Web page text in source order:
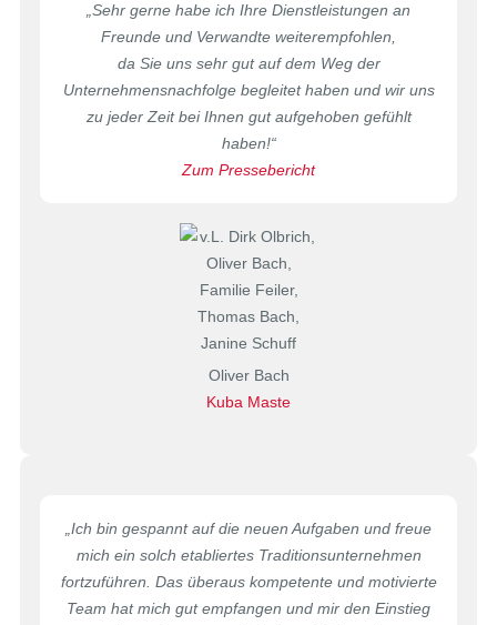
„Sehr gerne habe ich Ihre Dienstleistungen an
Freunde und Verwandte weiterempfohlen,
da Sie uns sehr gut auf dem Weg der
Unternehmensnachfolge begleitet haben und wir uns
zu jeder Zeit bei Ihnen gut aufgehoben gefühlt
haben!“
Zum Pressebericht
Oliver Bach
Kuba Maste
„Ich bin gespannt auf die neuen Aufgaben und freue
mich ein solch etabliertes Traditionsunternehmen
fortzuführen. Das überaus kompetente und motivierte
Team hat mich gut empfangen und mir den Einstieg